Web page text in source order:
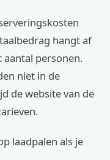
hangt af
aantal personen.
niet in de
de website van de
laadpalen als je